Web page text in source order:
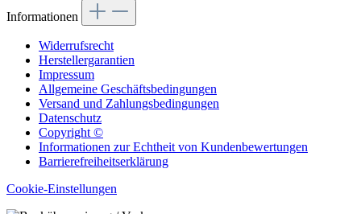
Informationen
Widerrufsrecht
Herstellergarantien
Impressum
Allgemeine Geschäftsbedingungen
Versand und Zahlungsbedingungen
Datenschutz
Copyright ©
Informationen zur Echtheit von Kundenbewertungen
Barrierefreiheitserklärung
Cookie-Einstellungen